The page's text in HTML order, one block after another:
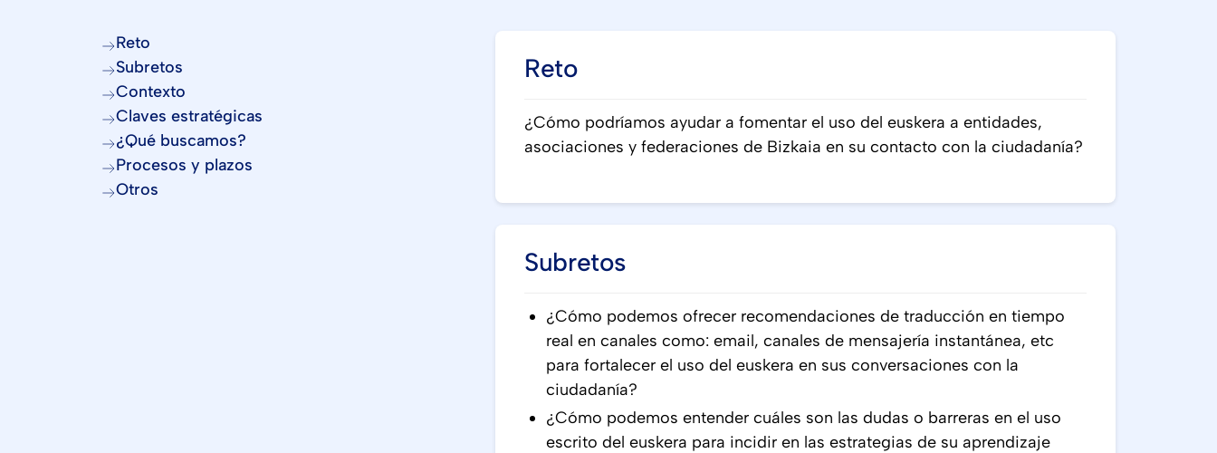
Reto
Subretos
Contexto
Claves estratégicas
¿Qué buscamos?
Procesos y plazos
Otros
Reto
¿Cómo podríamos ayudar a fomentar el uso del euskera a entidades,
asociaciones y federaciones de Bizkaia en su contacto con la ciudadanía?
Subretos
¿Cómo podemos ofrecer recomendaciones de traducción en tiempo
real en canales como: email, canales de mensajería instantánea, etc
para fortalecer el uso del euskera en sus conversaciones con la
ciudadanía?
¿Cómo podemos entender cuáles son las dudas o barreras en el uso
escrito del euskera para incidir en las estrategias de su aprendizaje